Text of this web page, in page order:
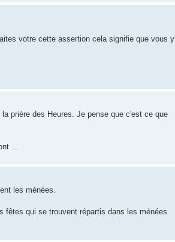
votre cette assertion cela signifie que vous y
prière des Heures. Je pense que c'est ce que
...
les ménées.
qui se trouvent répartis dans les ménées